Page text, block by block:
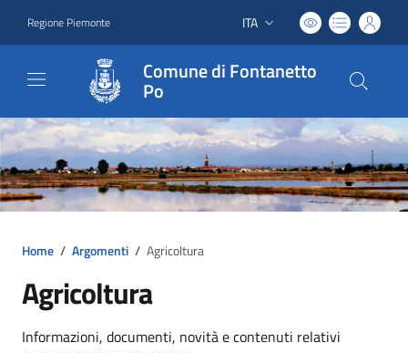
Regione Piemonte Lingua attiva:
ITA
Comune di Fontanetto
Po
Home / Argomenti / Agricoltura
Agricoltura
Dettagli argomento
Informazioni, documenti, novità e contenuti relativi